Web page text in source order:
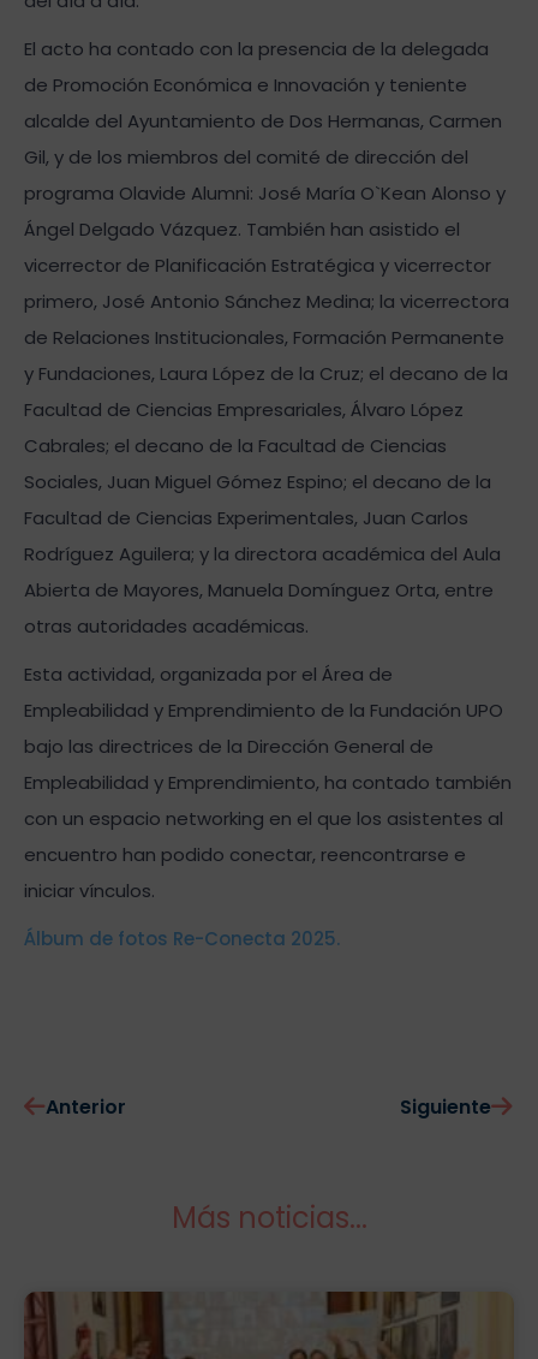
El acto ha contado con la presencia de la delegada
de Promoción Económica e Innovación y teniente
alcalde del Ayuntamiento de Dos Hermanas, Carmen
Gil, y de los miembros del comité de dirección del
programa Olavide Alumni: José María O`Kean Alonso y
Ángel Delgado Vázquez. También han asistido el
vicerrector de Planificación Estratégica y vicerrector
primero, José Antonio Sánchez Medina; la vicerrectora
de Relaciones Institucionales, Formación Permanente
y Fundaciones, Laura López de la Cruz; el decano de la
Facultad de Ciencias Empresariales, Álvaro López
Cabrales; el decano de la Facultad de Ciencias
Sociales, Juan Miguel Gómez Espino; el decano de la
Facultad de Ciencias Experimentales, Juan Carlos
Rodríguez Aguilera; y la directora académica del Aula
Abierta de Mayores, Manuela Domínguez Orta, entre
otras autoridades académicas.
Esta actividad, organizada por el Área de
Empleabilidad y Emprendimiento de la Fundación UPO
bajo las directrices de la Dirección General de
Empleabilidad y Emprendimiento, ha contado también
con un espacio networking en el que los asistentes al
encuentro han podido conectar, reencontrarse e
iniciar vínculos.
Álbum de fotos Re-Conecta 2025.
Anterior Siguiente
Más noticias...